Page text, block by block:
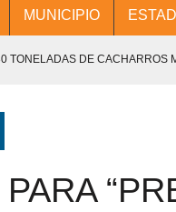
MUNICIPIO
TONELADAS DE CACHARROS
COMUNIDAD!
Y RESULTADOS! ENCABEZA